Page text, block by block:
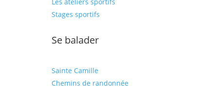
Stages sportifs
Se balader
Sainte Camille
Chemins de randonnée